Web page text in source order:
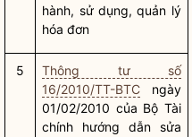
hành, sử dụng, quản lý
hóa đơn
5
Thông tư số
16/2010/TT-BTC ngày
01/02/2010 của Bộ Tài
chính hướng dẫn sửa